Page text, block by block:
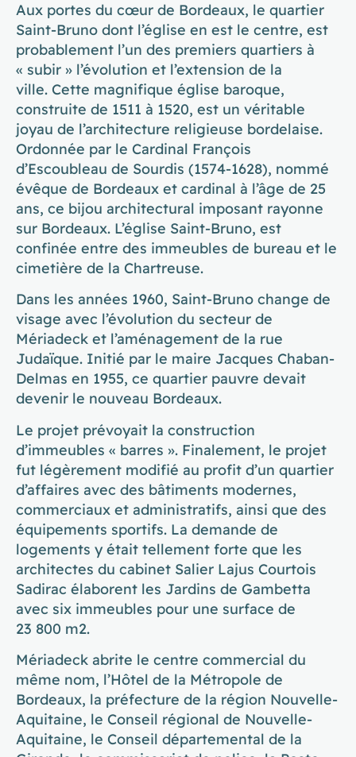
Aux portes du cœur de Bordeaux, le quartier
Saint-Bruno dont l’église en est le centre, est
probablement l’un des premiers quartiers à
« subir » l’évolution et l’extension de la
ville. Cette magnifique église baroque,
construite de 1511 à 1520, est un véritable
joyau de l’architecture religieuse bordelaise.
Ordonnée par le Cardinal François
d’Escoubleau de Sourdis (1574-1628), nommé
évêque de Bordeaux et cardinal à l’âge de 25
ans, ce bijou architectural imposant rayonne
sur Bordeaux. L’église Saint-Bruno, est
confinée entre des immeubles de bureau et le
cimetière de la Chartreuse.
Dans les années 1960, Saint-Bruno change de
visage avec l’évolution du secteur de
Mériadeck et l’aménagement de la rue
Judaïque. Initié par le maire Jacques Chaban-
Delmas en 1955, ce quartier pauvre devait
devenir le nouveau Bordeaux.
Le projet prévoyait la construction
d’immeubles « barres ». Finalement, le projet
fut légèrement modifié au profit d’un quartier
d’affaires avec des bâtiments modernes,
commerciaux et administratifs, ainsi que des
équipements sportifs. La demande de
logements y était tellement forte que les
architectes du cabinet Salier Lajus Courtois
Sadirac élaborent les Jardins de Gambetta
avec six immeubles pour une surface de
23 800 m2.
Mériadeck abrite le centre commercial du
même nom, l’Hôtel de la Métropole de
Bordeaux, la préfecture de la région Nouvelle-
Aquitaine, le Conseil régional de Nouvelle-
Aquitaine, le Conseil départemental de la